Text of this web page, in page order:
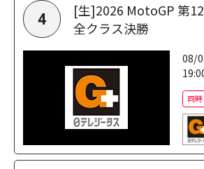
4
[生]2026 MotoGP 第
全クラス決勝
08/
同